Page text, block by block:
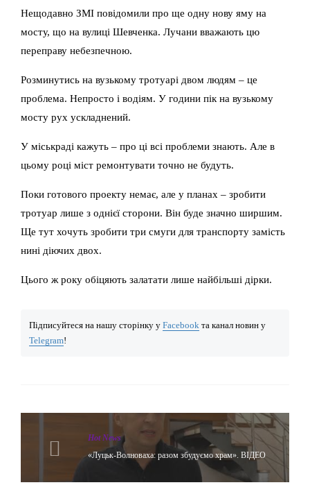
Нещодавно ЗМІ повідомили про ще одну нову яму на
мосту, що на вулиці Шевченка. Лучани вважають цю
переправу небезпечною.
Розминутись на вузькому тротуарі двом людям – це
проблема. Непросто і водіям. У години пік на вузькому
мосту рух ускладнений.
У міськраді кажуть – про ці всі проблеми знають. Але в
цьому році міст ремонтувати точно не будуть.
Поки готового проекту немає, але у планах – зробити
тротуар лише з однієї сторони. Він буде значно ширшим.
Ще тут хочуть зробити три смуги для транспорту замість
нині діючих двох.
Цього ж року обіцяють залатати лише найбільші дірки.
Підписуйтеся на нашу сторінку у Facebook та канал новин у
Telegram!
Hot News
«Луцьк-Волноваха: разом збудуємо храм». ВІДЕО